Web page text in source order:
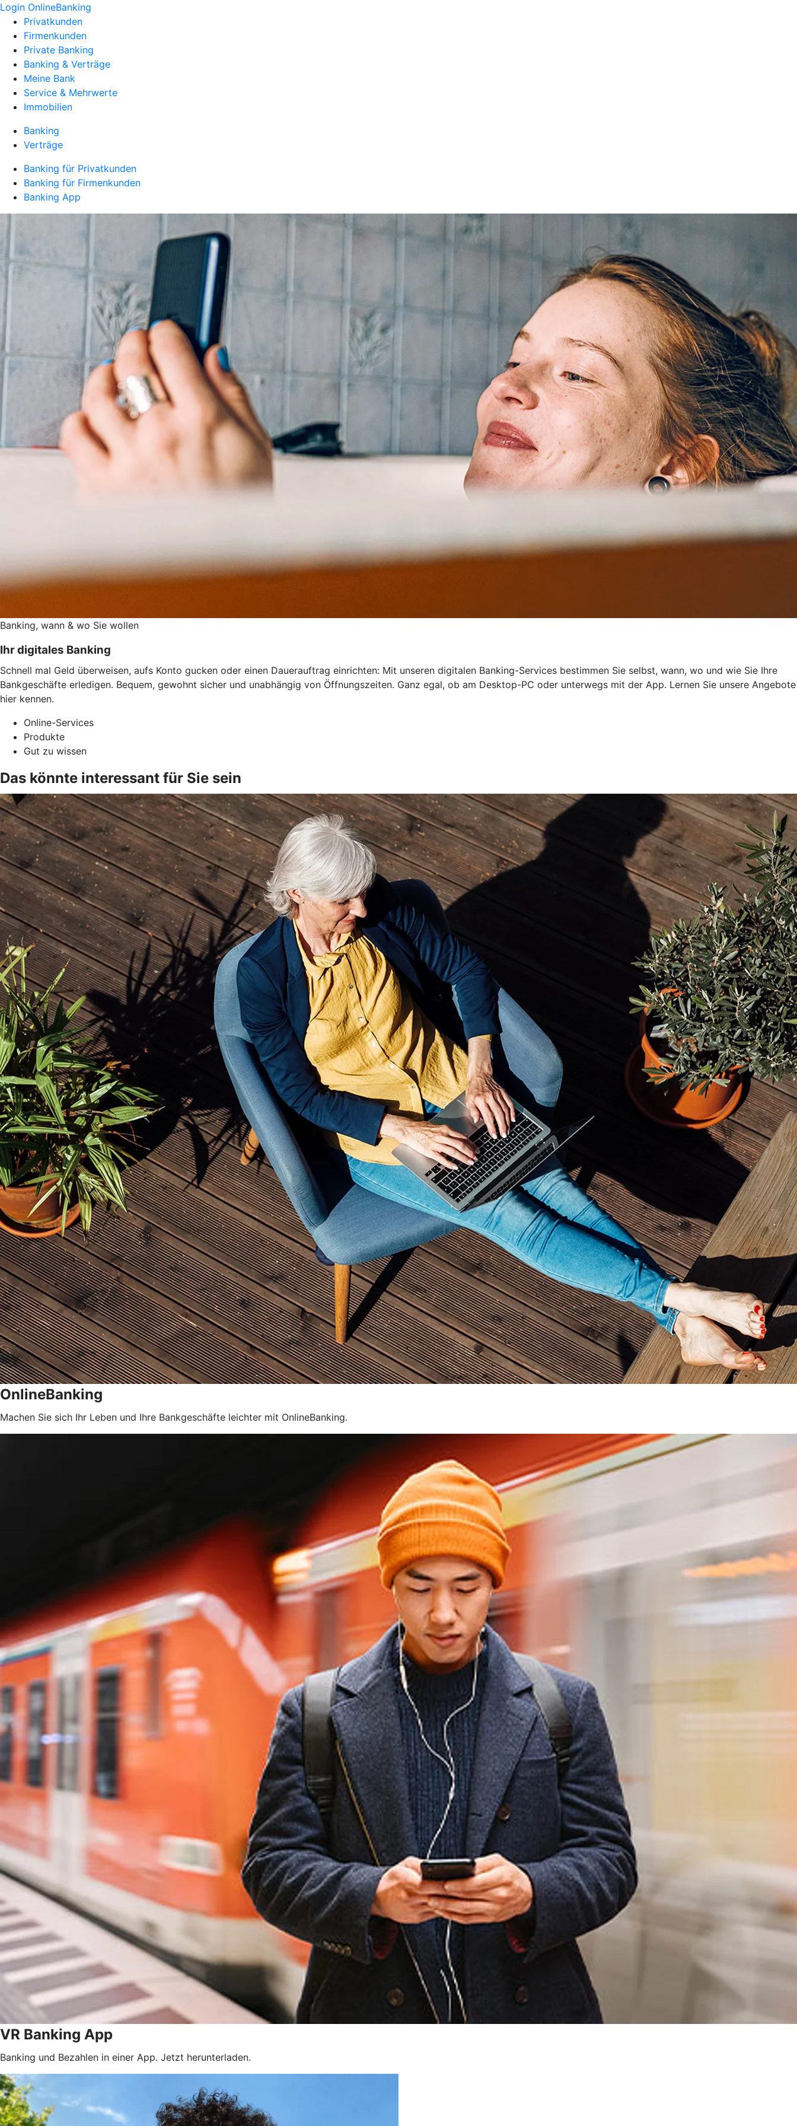
Login OnlineBanking
Privatkunden
Firmenkunden
Private Banking
Banking & Verträge
Meine Bank
Service & Mehrwerte
Immobilien
Banking
Verträge
Banking für Privatkunden
Banking für Firmenkunden
Banking App
Banking, wann & wo Sie wollen
Ihr digitales Banking
Schnell mal Geld überweisen, aufs Konto gucken oder einen Dauerauftrag einrichten: Mit unseren digitalen Banking-Services bestimmen Sie selbst, wann, wo und wie Sie Ihre
Bankgeschäfte erledigen. Bequem, gewohnt sicher und unabhängig von Öffnungszeiten. Ganz egal, ob am Desktop-PC oder unterwegs mit der App. Lernen Sie unsere Angebote
hier kennen.
Online-Services
Produkte
Gut zu wissen
Das könnte interessant für Sie sein
OnlineBanking
Machen Sie sich Ihr Leben und Ihre Bankgeschäfte leichter mit OnlineBanking.
VR Banking App
Banking und Bezahlen in einer App. Jetzt herunterladen.